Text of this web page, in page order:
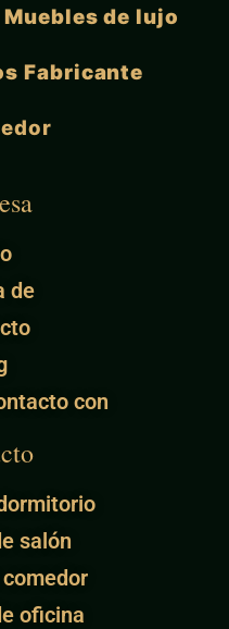
Muebles de lujo
Fabricante
de
con
salón
oficina